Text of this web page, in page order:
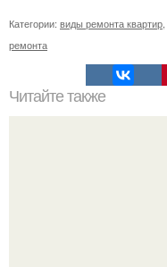
Категории: виды ремонта квартир,
ремонта
Читайте также